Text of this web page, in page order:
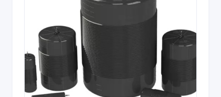
Надежное перекрытие трубопроводов
с Сибрезинотехника!
27/01/2025 11:28
Строительные материалы
Казахстан, Астана